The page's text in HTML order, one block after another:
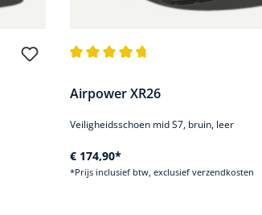
Airpower XR26
Veiligheidsschoen mid S7, bruin, leer
€ 174,90*
*Prijs inclusief btw, exclusief verzendkosten